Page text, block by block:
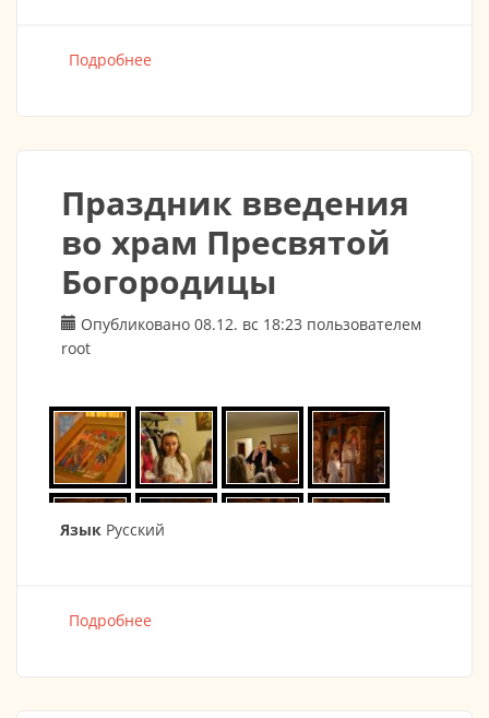
Подробнее
Праздник введения
во храм Пресвятой
Богородицы
Опубликовано 08.12. вс 18:23 пользователем
root
Язык Русский
Подробнее